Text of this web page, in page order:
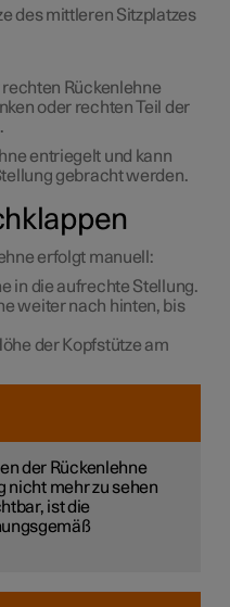
des mittleren Sitzplatzes
rechten Rückenlehne
oder rechten Teil der
entriegelt und kann
gebracht werden.
erfolgt manuell:
in die aufrechte Stellung.
weiter nach hinten, bis
der Kopfstütze am
der Rückenlehne
nicht mehr zu sehen
ist die